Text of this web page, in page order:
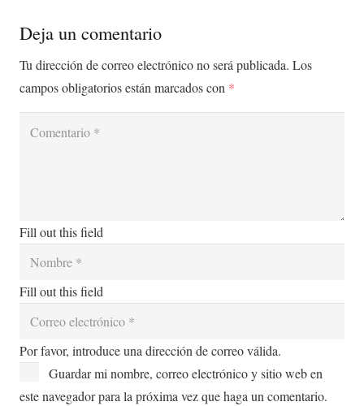
Deja un comentario
Tu dirección de correo electrónico no será publicada. Los
campos obligatorios están marcados con *
Fill out this field
Fill out this field
Por favor, introduce una dirección de correo válida.
Guardar mi nombre, correo electrónico y sitio web en
este navegador para la próxima vez que haga un comentario.